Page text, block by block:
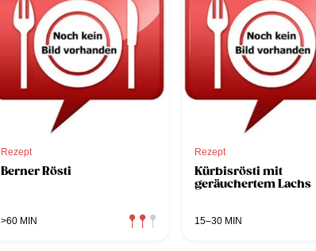
Rezept
Berner Rösti
>60 MIN
Rezept
Kürbisrösti mit
geräuchertem Lachs
15–30 MIN